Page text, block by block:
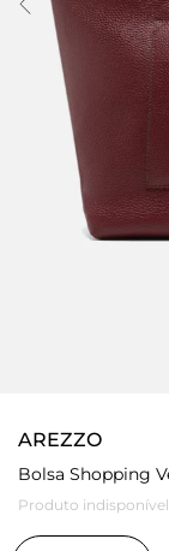
AREZZO
Bolsa Shopping
Produto indisponível